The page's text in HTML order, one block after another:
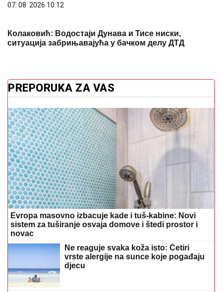
07. 08. 2026 10:12
Колаковић: Водостаји Дунава и Тисе ниски,
ситуација забрињавајућа у бачком делу ДТД
PREPORUKA ZA VAS
Evropa masovno izbacuje kade i tuš-kabine: Novi
sistem za tuširanje osvaja domove i štedi prostor i
novac
Ne reaguje svaka koža isto: Četiri
vrste alergije na sunce koje pogađaju
djecu